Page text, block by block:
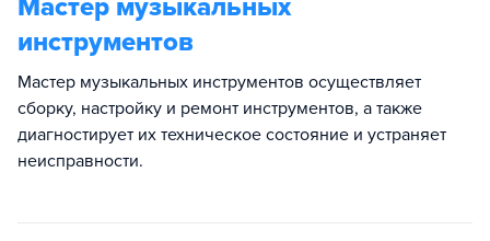
Мастер музыкальных
инструментов
Мастер музыкальных инструментов осуществляет
сборку, настройку и ремонт инструментов, а также
диагностирует их техническое состояние и устраняет
неисправности.